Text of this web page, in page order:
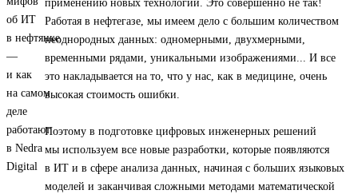
применению новых технологий. Это совершенно не так!
Работая в нефтегазе, мы имеем дело с большим количеством
неоднородных данных: одномерными, двухмерными,
временными рядами, уникальными изображениями... И все
это накладывается на то, что у нас, как в медицине, очень
высокая стоимость ошибки.
Поэтому в подготовке цифровых инженерных решений
мы используем все новые разработки, которые появляются
в ИТ и в сфере анализа данных, начиная с больших языковых
моделей и заканчивая сложными методами математической